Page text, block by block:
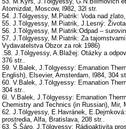
Atomizdat, Moscow, l982, 32l str.
54. J.Tölgyessy, M.Piatrik: Voda nad
55. J.Tölgyessy, M.Piatrik, J.Lesný:
56. J.Tölgyessy, M.Piatrik:Odpad –
57. J.Tölgyessy, M.Piatrik: Za
Vydavatelstva Obzor za rok 1986)
.58. J.Tölgyessy, A.Blažej: Otázky a
376 str..
59. V.Balek, J.Tölgyessy: Emanation
English), Elsevier, Amsterdam, l984, 304
60. V.Balek, J.Tölgyessy: Emanation
304 str..
6l. V.Balek, J.Tölgyessy: Emanation
Chemistry and Technics (in Russian), Mir,
62. J.Tölgyessy, E.Havránek,
prostredia, Alfa, Bratislava, 208 str..
63. Š.Šáro, J.Tölgyessy: Rádioaktivita